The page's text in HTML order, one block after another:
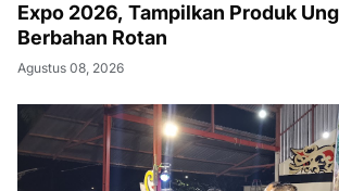
Expo 2026, Tampilkan Produk
Berbahan Rotan
Agustus 08, 2026